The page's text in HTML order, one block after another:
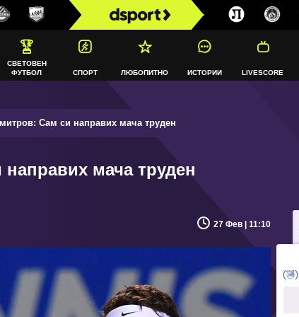
СВЕТОВЕН
ФУТБОЛ
СПОРТ ЛЮБОПИТНО ИСТОРИИ LIVESCORE
Сам си направих мача труден
мача труден
27 Фев | 11:10